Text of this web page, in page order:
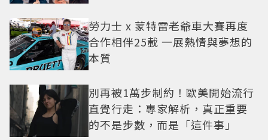
勞力士 x 蒙特雷老爺車大賽再度
合作相伴25載 一展熱情與夢想的
本質
別再被1萬步制約！歐美開始流行
直覺行走：專家解析，真正重要
的不是步數，而是「這件事」